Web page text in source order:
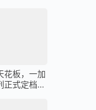
花板，一加
正式定档